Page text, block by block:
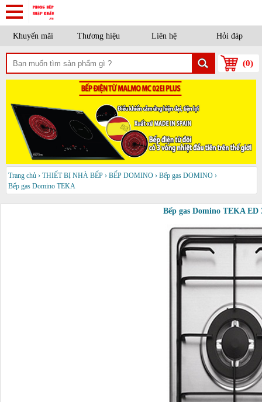
Khuyến mãi Thương hiệu Liên hệ Hỏi đáp
(0)
Trang chủ › THIẾT BỊ NHÀ BẾP › BẾP DOMINO › Bếp gas DOMINO ›
Bếp gas Domino TEKA
Bếp gas Domino TEKA ED